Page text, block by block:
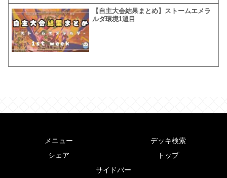
【自主大会結果まとめ】ストームエメラ
ルダ環境1週目
メニュー
デッキ検索
シェア
トップ
サイドバー